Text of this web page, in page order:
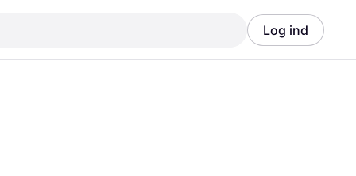
Log ind